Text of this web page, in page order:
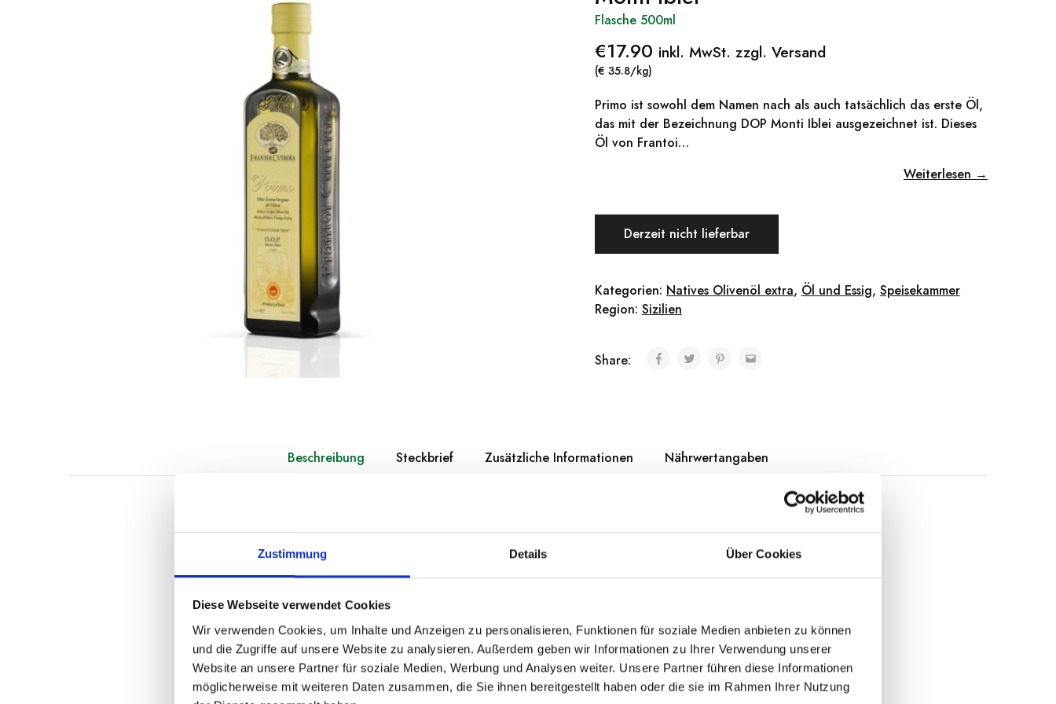
Zustimmung Details Über Cookies
Diese Webseite verwendet Cookies
Wir verwenden Cookies, um Inhalte und Anzeigen zu personalisieren, Funktionen für soziale Medien anbieten zu können
und die Zugriffe auf unsere Website zu analysieren. Außerdem geben wir Informationen zu Ihrer Verwendung unserer
Website an unsere Partner für soziale Medien, Werbung und Analysen weiter. Unsere Partner führen diese Informationen
möglicherweise mit weiteren Daten zusammen, die Sie ihnen bereitgestellt haben oder die sie im Rahmen Ihrer Nutzung
Flasche 500ml
€17.90 inkl. MwSt. zzgl. Versand
(€ 35.8/kg)
Primo ist sowohl dem Namen nach als auch tatsächlich das erste Öl,
das mit der Bezeichnung DOP Monti Iblei ausgezeichnet ist. Dieses
Öl von Frantoi…
Weiterlesen →
Derzeit nicht lieferbar
Kategorien: Natives Olivenöl extra, Öl und Essig, Speisekammer
Region: Sizilien
Share:
Beschreibung Steckbrief Zusätzliche Informationen Nährwertangaben
Dieses Öl vonFrantoi Cutrera , das aus der ersten Ernte der
gewonnen wird,
wurde erstmals im Jahr 2001 ausgezeichnet und hat seitdem immer wieder Erfolge bei großen
internationalen Wettbewerben erzielt. Das Öl wird aus jahrhundertealten Olivenbäumen gewonnen, die
auf den Südlagen der Monti Iblei, ein Gebirge auf Sizilien 400 Meter über dem Meeresspiegel, stehen.
Sensorische Hinweise
Von leuchtend grüner Farbe, ist dieses Öl intensiv fruchtig mit ausgeprägten Noten von grünen
Tomaten, frisch geschnittenem Gras und frischen Kräutern. Im Mund ist es vollmundig und intensiv